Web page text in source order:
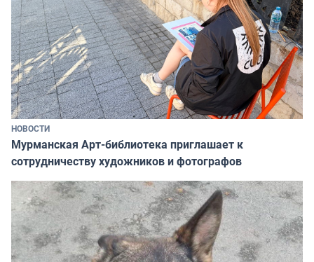
НОВОСТИ
Мурманская Арт-библиотека приглашает к
сотрудничеству художников и фотографов